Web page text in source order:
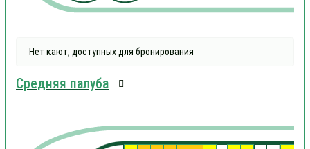
Нет кают, доступных для бронирования
Средняя палуба